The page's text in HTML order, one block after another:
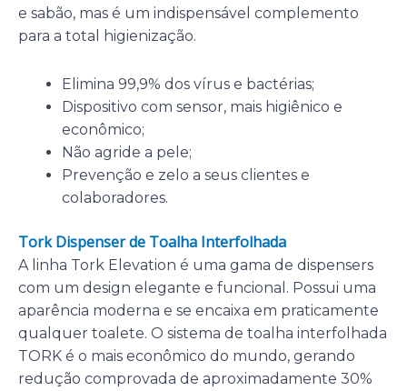
e sabão, mas é um indispensável complemento
para a total higienização.
Elimina 99,9% dos vírus e bactérias;
Dispositivo com sensor, mais higiênico e
econômico;
Não agride a pele;
Prevenção e zelo a seus clientes e
colaboradores.
Tork Dispenser de Toalha Interfolhada
A linha Tork Elevation é uma gama de dispensers
com um design elegante e funcional. Possui uma
aparência moderna e se encaixa em praticamente
qualquer toalete. O sistema de toalha interfolhada
TORK é o mais econômico do mundo, gerando
redução comprovada de aproximadamente 30%